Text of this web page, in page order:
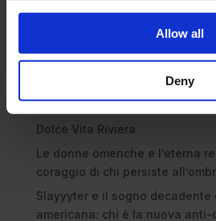
Allow all
Deny
Recent Posts
Dolce Vita Riviera
Le donne omeriche e l’eterna
coraggio di chi persiste
Slayyyter e il sogno decadente
americana: chi è la nuova anti-